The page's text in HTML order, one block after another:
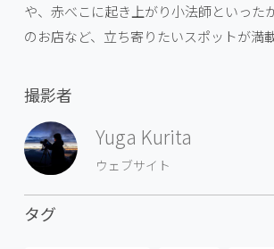
や、赤べこに起き上がり小法師といった
のお店など、立ち寄りたいスポットが満載
撮影者
Yuga Kurita
ウェブサイト
タグ